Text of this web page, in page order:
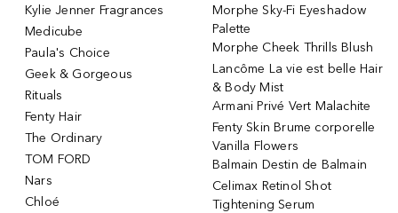
Kylie Jenner Fragrances
Medicube
Paula's Choice
Geek & Gorgeous
Rituals
Fenty Hair
The Ordinary
TOM FORD
Nars
Chloé
Morphe Sky-Fi Eyeshadow
Palette
Morphe Cheek Thrills Blush
Lancôme La vie est belle Hair
& Body Mist
Armani Privé Vert Malachite
Fenty Skin Brume corporelle
Vanilla Flowers
Balmain Destin de Balmain
Celimax Retinol Shot
Tightening Serum